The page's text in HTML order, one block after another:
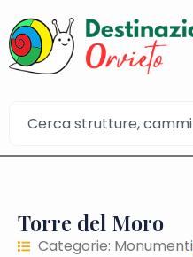
Torre del Moro
Categorie: Monumenti